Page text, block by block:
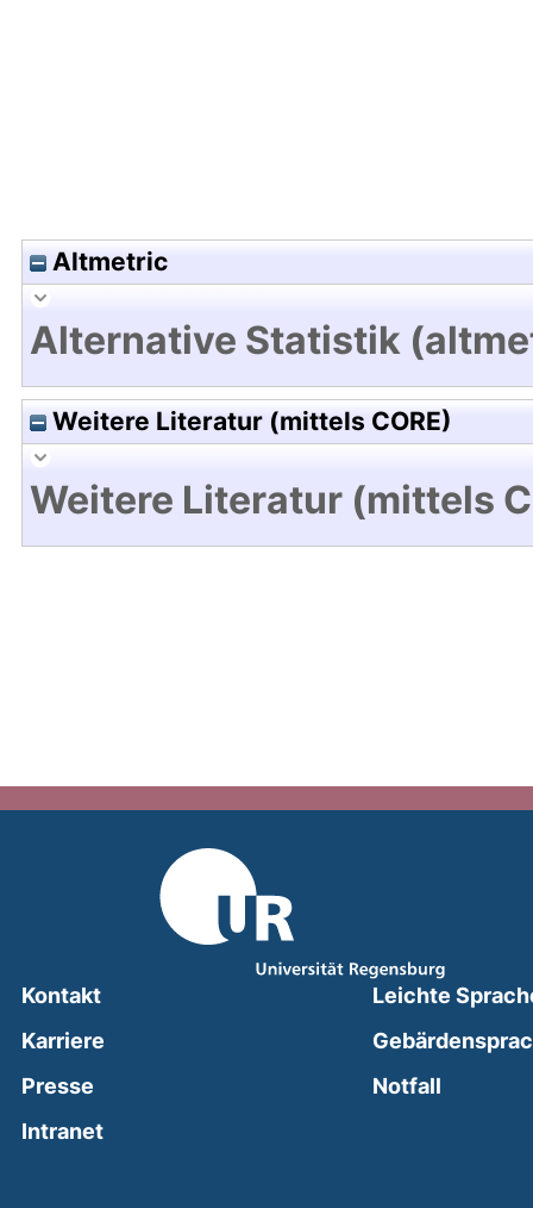
Altmetric
Alternative Statistik
Weitere Literatur (mittels CORE)
Weitere Literatur (mittels
Kontakt
Karriere
Presse
Intranet(external link, opens in a new window)
Leichte
Notfall